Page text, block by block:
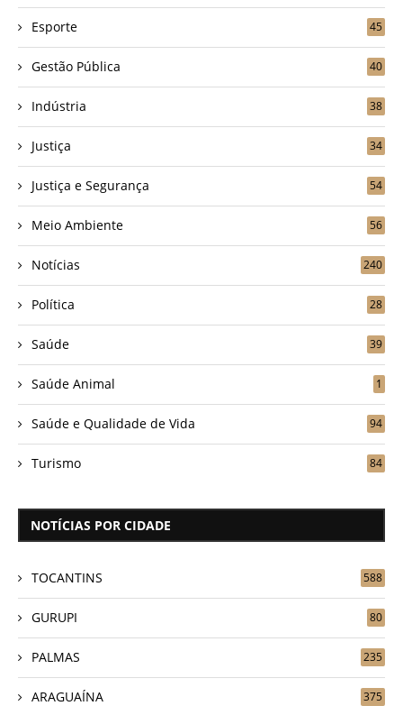
Esporte 45
Gestão Pública 40
Indústria 38
Justiça 34
Justiça e Segurança 54
Meio Ambiente 56
Notícias 240
Política 28
Saúde 39
Saúde Animal 1
Saúde e Qualidade de Vida 94
Turismo 84
NOTÍCIAS POR CIDADE
TOCANTINS 588
GURUPI 80
PALMAS 235
ARAGUAÍNA 375